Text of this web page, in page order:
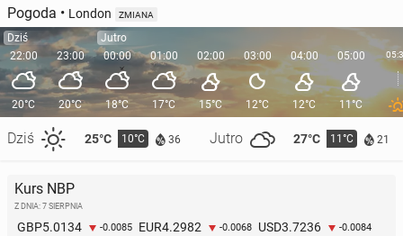
Pogoda • London ZMIANA
Dziś
22:00
20°C
Dziś 25°C 10°C 36 Jutro 27°C 11°C 21
23:00
20°C
Jutro
00:00
18°C
01:00
17°C
02:00
15°C
03:00
12°C
04:00
12°C
05:00
11°C
Kurs NBP
Z DNIA: 7 SIERPNIA
GBP5.0134 -0.0085 EUR4.2982 -0.0068 USD3.7236 -0.0084